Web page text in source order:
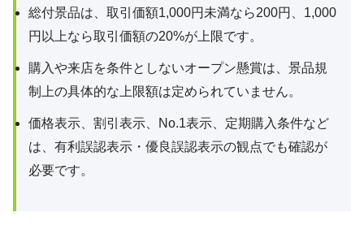
総付景品は、取引価額1,000円未満なら200円、1,000
円以上なら取引価額の20%が上限です。
購入や来店を条件としないオープン懸賞は、景品規
制上の具体的な上限額は定められていません。
価格表示、割引表示、No.1表示、定期購入条件など
は、有利誤認表示・優良誤認表示の観点でも確認が
必要です。